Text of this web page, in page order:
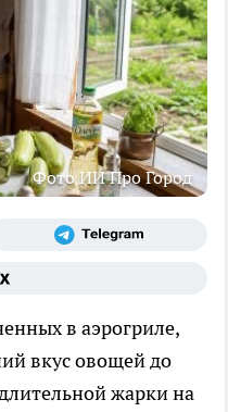
Фото ИИ Про Город
в аэрогриле,
вкус овощей до
жарки на